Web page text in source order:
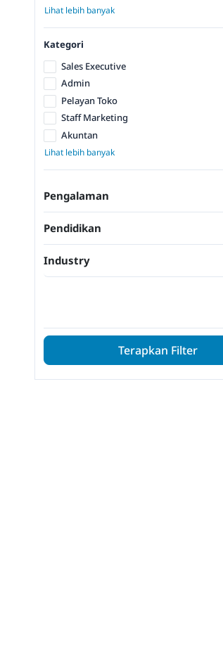
Lihat lebih banyak
Kategori
Sales Executive
Admin
Pelayan Toko
Staff Marketing
Akuntan
Lihat lebih banyak
Pengalaman
Pendidikan
Industry
Terapkan Filter